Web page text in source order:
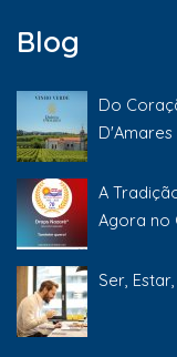
Blog
Do
A
Agora no
Ser,